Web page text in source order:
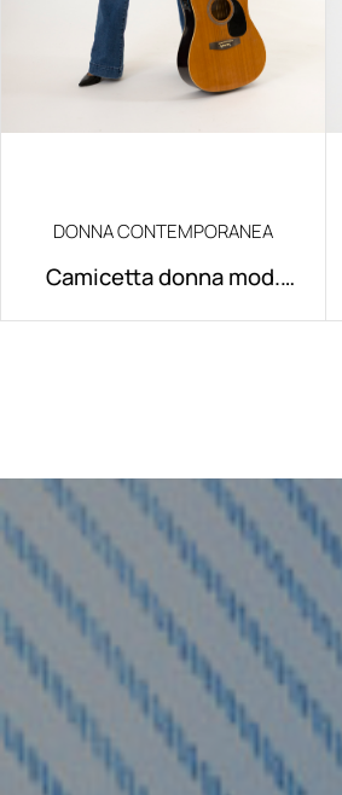
DONNA CONTEMPORANEA
Camicetta donna mod.
Alissa